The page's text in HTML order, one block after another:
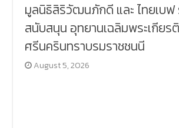
มูลนิธิสิริวัฒนภักดี และ ไทยเบฟ
สนับสนุน อุทยานเฉลิมพระเกียร
ศรีนครินทราบรมราชชนนี
August 5, 2026